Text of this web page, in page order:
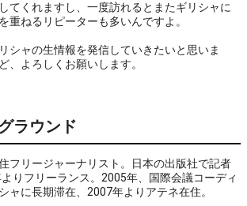
てくれますし、一度訪れるとまたギリシャに
重ねるリピーターも多いんですよ。
シャの生情報を発信していきたいと思いま
、よろしくお願いします。
ラウンド
フリージャーナリスト。日本の出版社で記者
りフリーランス。2005年、国際会議コーディ
ャに長期滞在、2007年よりアテネ在住。